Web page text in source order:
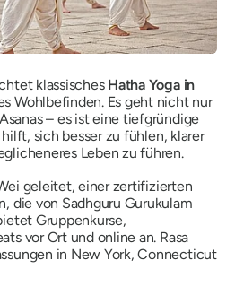
klassisches Hatha Yoga in
Wohlbefinden. Es geht nicht nur
– es ist eine tiefgründige
sich besser zu fühlen, klarer
Leben zu führen.
geleitet, einer zertifizierten
die von Sadhguru Gurukulam
Gruppenkurse,
vor Ort und online an. Rasa
in New York, Connecticut